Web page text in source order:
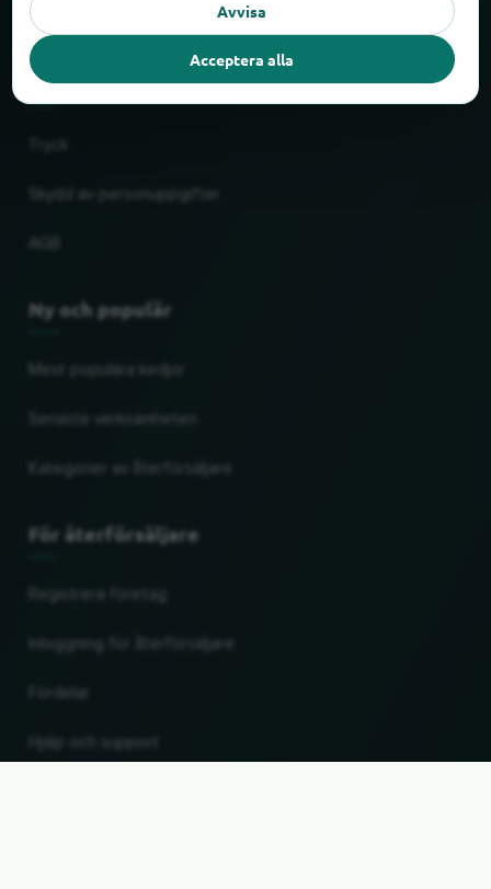
Partner
Rättslig
Ny och populär
Senaste verksamheten
Kategorier av återförsäljare
För återförsäljare
Inloggning för återförsäljare
Fördelar
Avvisa
Acceptera alla